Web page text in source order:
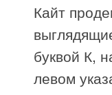
Кайт
буквой К,
левом